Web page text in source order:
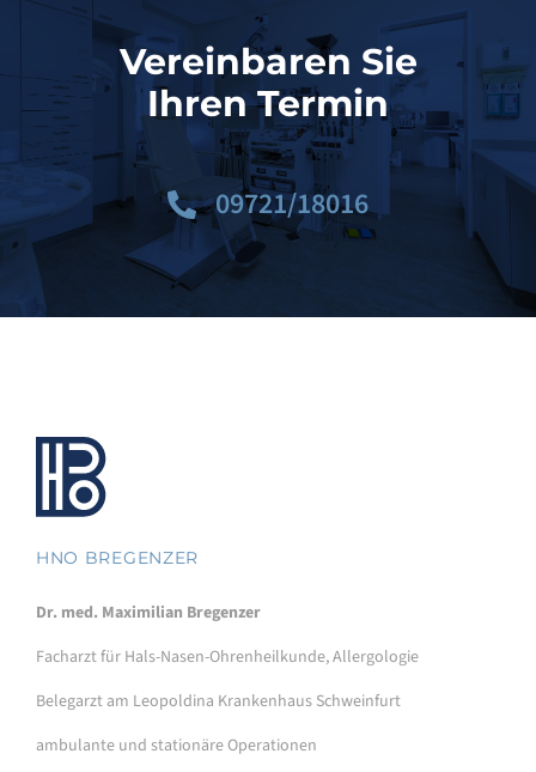
Vereinbaren Sie
Ihren Termin
09721/18016
HNO BREGENZER
Dr. med. Maximilian Bregenzer
Facharzt für Hals-Nasen-Ohrenheilkunde, Allergologie
Belegarzt am Leopoldina Krankenhaus Schweinfurt
ambulante und stationäre Operationen